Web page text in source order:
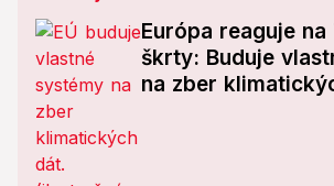
Európa reaguje
škrty: Buduje
na zber